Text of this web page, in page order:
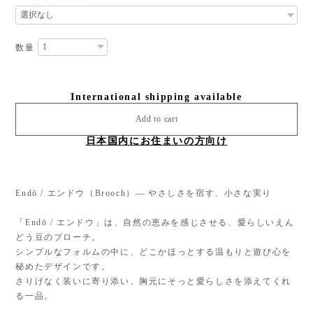
数量
International shipping available
Add to cart
日本国内にお住まいの方向け
Endō / エンドウ（Brooch）— やさしさを宿す、小さな実り
「Endō / エンドウ」は、自然の恵みを感じさせる、愛らしいえん
どう豆のブローチ。
シンプルなフォルムの中に、どこかほっとする温もりと遊び心を
秘めたデザインです。
さりげなく装いに寄り添い、胸元にそっと愛らしさを添えてくれ
る一品。